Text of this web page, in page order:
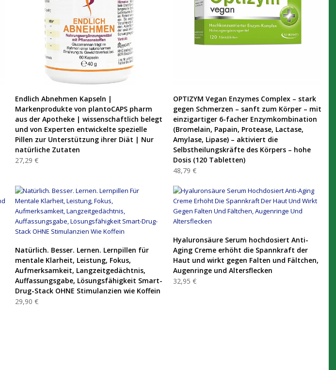
PRODUKT KAUFEN
Endlich Abnehmen Kapseln |
Markenprodukte von plantoCAPS pharm
aus der Apotheke | wissenschaftlich belegt
und von Experten entwickelte spezielle
Pillen zur Unterstützung ihrer Diät | Nur
natürliche Zutaten
27,29 €
PRODUKT KAUFEN
OPTIZYM Vegan Enzymes Complex – stark
gegen Schmerzen – sanft zum Körper – mit
einzigartiger 6-facher Enzymkombination
(Bromelain, Papain, Protease, Lactase,
Amylase, Lipase) – aktiviert die
Selbstheilungskräfte des Körpers – hohe
Dosis (120 Tabletten)
48,79 €
PRODUKT KAUFEN
Natürlich. Besser. Lernen. Lernpillen für
mentale Klarheit, Leistung, Fokus,
Aufmerksamkeit, Langzeitgedächtnis,
Auffassungsgabe, Lösungsfähigkeit Smart-
Drug-Stack OHNE Stimulanzien wie Koffein
29,90 €
PRODUKT KAUFEN
Hyaluronsäure Serum hochdosiert Anti-
Aging Creme erhöht die Spannkraft der
Haut und wirkt gegen Falten und Fältchen,
Augenringe und Altersflecken
32,95 €